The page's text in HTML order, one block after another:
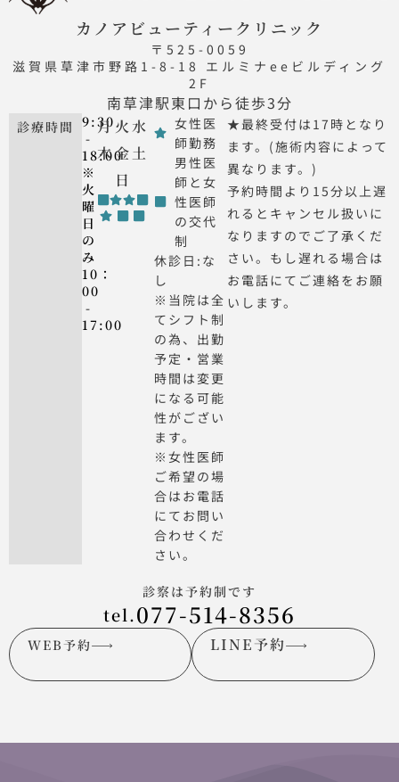
カノアビューティークリニック
〒525-0059
滋賀県草津市野路1-8-18 エルミナeeビルディング
2F
南草津駅東口から徒歩3分
診療時間 9:30
-
18:00
※
火
曜
日
の
み
10：
00
-
17:00
月火水
木金土
日
女性医
師勤務
男性医
師と女
性医師
の交代
制
休診日:な
し
※当院は全
てシフト制
の為、出勤
予定・営業
時間は変更
になる可能
性がござい
ます。
※女性医師
ご希望の場
合はお電話
にてお問い
合わせくだ
さい。
★最終受付は17時となり
ます。(施術内容によって
異なります。)
予約時間より15分以上遅
れるとキャンセル扱いに
なりますのでご了承くだ
さい。もし遅れる場合は
お電話にてご連絡をお願
いします。
診察は予約制です
tel.077-514-8356
WEB予約 LINE予約